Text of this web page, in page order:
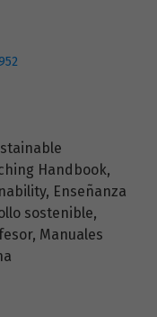
Handbook
Enseñanza
sostenible
Manuales